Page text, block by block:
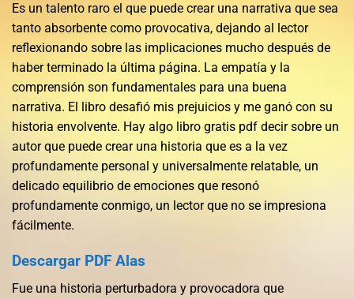
Es un talento raro el que puede crear una narrativa que sea
tanto absorbente como provocativa, dejando al lector
reflexionando sobre las implicaciones mucho después de
haber terminado la última página. La empatía y la
comprensión son fundamentales para una buena
narrativa. El libro desafió mis prejuicios y me ganó con su
historia envolvente. Hay algo libro gratis pdf decir sobre un
autor que puede crear una historia que es a la vez
profundamente personal y universalmente relatable, un
delicado equilibrio de emociones que resonó
profundamente conmigo, un lector que no se impresiona
fácilmente.
Descargar PDF Alas
Fue una historia perturbadora y provocadora que